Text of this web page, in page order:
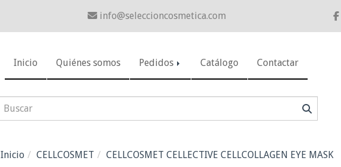
info seleccioncosmetica.com
Inicio Quiénes somos Pedidos Catálogo Contactar
Inicio CELLCOSMET CELLCOSMET CELLECTIVE CELLCOLLAGEN EYE MASK